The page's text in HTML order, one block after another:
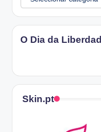
O Dia da
Skin.pt